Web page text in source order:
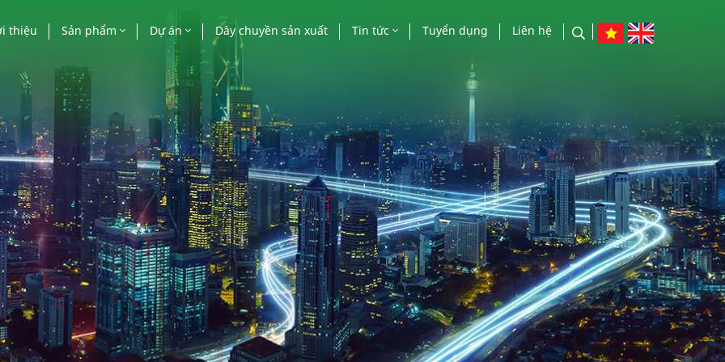
thiệu Sản phẩm
Vách mặt dựng
Lan can, mái kính, lam
nhôm
Dự án
Công trình nhà nước
Công trình cao tầng
Biệt thự, villa, khác
Dây chuyền sản xuất Tin tức
Báo chí nói về chúng tôi
Tuyển dụng Liên hệ